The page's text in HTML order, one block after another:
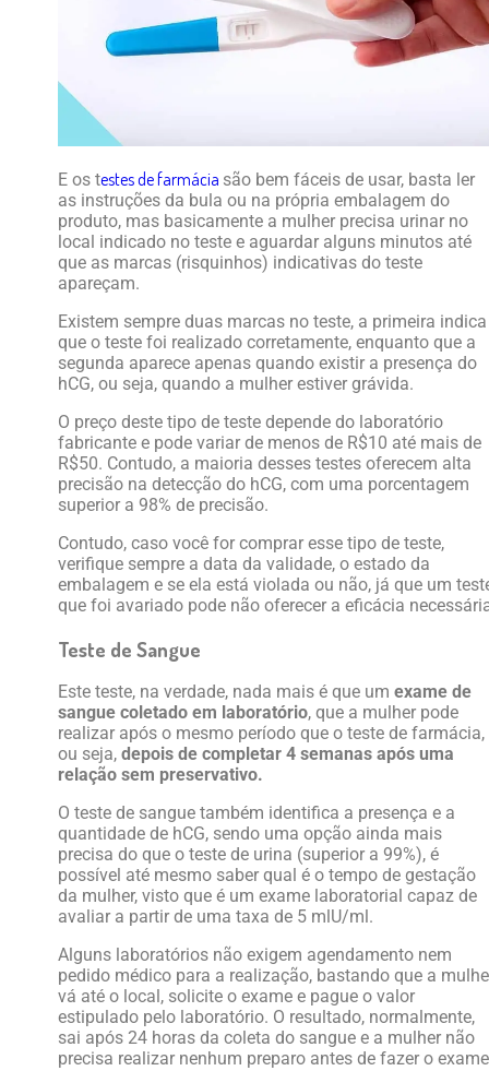
E os testes de farmácia são bem fáceis de usar, basta ler
as instruções da bula ou na própria embalagem do
produto, mas basicamente a mulher precisa urinar no
local indicado no teste e aguardar alguns minutos até
que as marcas (risquinhos) indicativas do teste
apareçam.
Existem sempre duas marcas no teste, a primeira indica
que o teste foi realizado corretamente, enquanto que a
segunda aparece apenas quando existir a presença do
hCG, ou seja, quando a mulher estiver grávida.
O preço deste tipo de teste depende do laboratório
fabricante e pode variar de menos de R$10 até mais de
R$50. Contudo, a maioria desses testes oferecem alta
precisão na detecção do hCG, com uma porcentagem
superior a 98% de precisão.
Contudo, caso você for comprar esse tipo de teste,
verifique sempre a data da validade, o estado da
embalagem e se ela está violada ou não, já que um
que foi avariado pode não oferecer a eficácia
Teste de Sangue
Este teste, na verdade, nada mais é que um exame de
sangue coletado em laboratório, que a mulher pode
realizar após o mesmo período que o teste de farmácia,
ou seja, depois de completar 4 semanas após uma
relação sem preservativo.
O teste de sangue também identifica a presença e a
quantidade de hCG, sendo uma opção ainda mais
precisa do que o teste de urina (superior a 99%), é
possível até mesmo saber qual é o tempo de gestação
da mulher, visto que é um exame laboratorial capaz de
avaliar a partir de uma taxa de 5 mlU/ml.
Alguns laboratórios não exigem agendamento nem
pedido médico para a realização, bastando que a
vá até o local, solicite o exame e pague o valor
estipulado pelo laboratório. O resultado, normalmente,
sai após 24 horas da coleta do sangue e a mulher não
precisa realizar nenhum preparo antes de fazer o